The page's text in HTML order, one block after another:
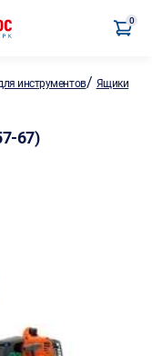
0
инструментов/ Ящики
67)